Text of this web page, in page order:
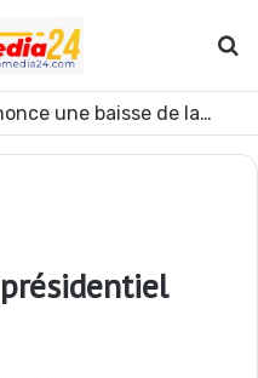
Ghana : le COCOBOD annonce une baisse de la production de cacao pour la campagne 2026-2027